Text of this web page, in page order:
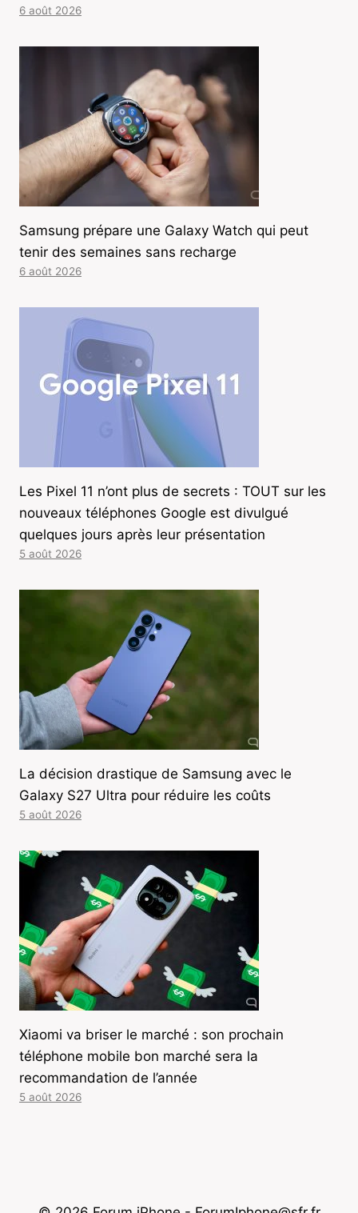
6 août 2026
Samsung prépare une Galaxy Watch qui peut
tenir des semaines sans recharge
6 août 2026
Les Pixel 11 n’ont plus de secrets : TOUT sur les
nouveaux téléphones Google est divulgué
quelques jours après leur présentation
5 août 2026
La décision drastique de Samsung avec le
Galaxy S27 Ultra pour réduire les coûts
5 août 2026
Xiaomi va briser le marché : son prochain
téléphone mobile bon marché sera la
recommandation de l’année
5 août 2026